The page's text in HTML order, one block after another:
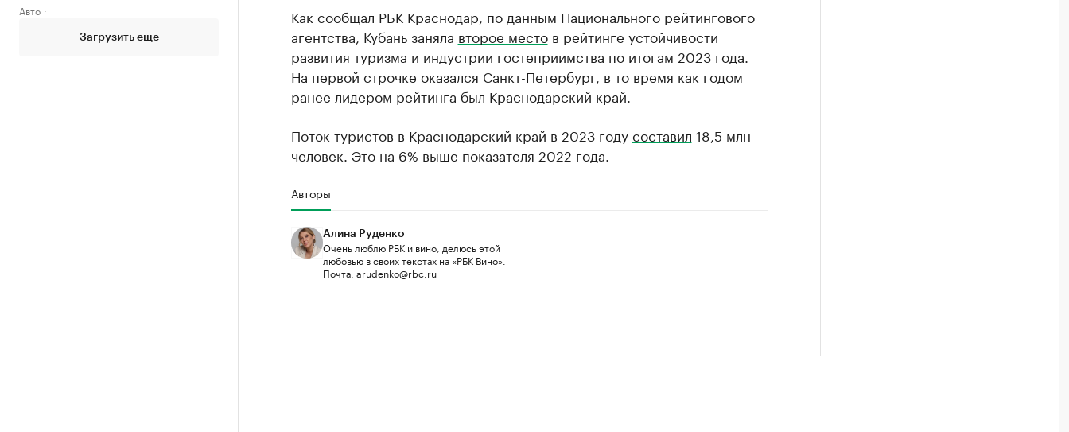
Авто
Загрузить еще
Как сообщал РБК Краснодар, по данным Национального рейтингового
агентства, Кубань заняла второе местов рейтинге устойчивости
развития туризма и индустрии гостеприимства по итогам 2023 года.
На первой строчке оказался Санкт-Петербург, в то время как годом
ранее лидером рейтинга был Краснодарский край.
Поток туристов в Краснодарский край в 2023 годусоставил 18,5 млн
человек. Это на 6% выше показателя 2022 года.
Авторы
Алина Руденко
Очень люблю РБК и вино, делюсь этой
любовью в своих текстах на «РБК Вино».
Почта: arudenko@rbc.ru